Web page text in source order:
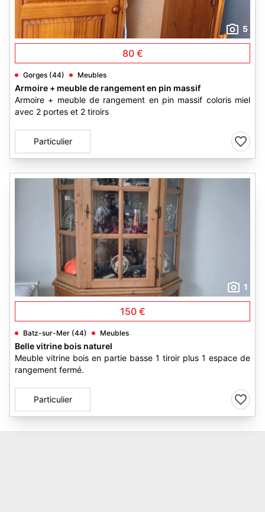
5
80 €
Gorges (44) Meubles
Armoire + meuble de rangement en pin massif
Armoire + meuble de rangement en pin massif coloris miel
avec 2 portes et 2 tiroirs
Particulier
1
150 €
Batz-sur-Mer (44) Meubles
Belle vitrine bois naturel
Meuble vitrine bois en partie basse 1 tiroir plus 1 espace de
rangement fermé.
Particulier